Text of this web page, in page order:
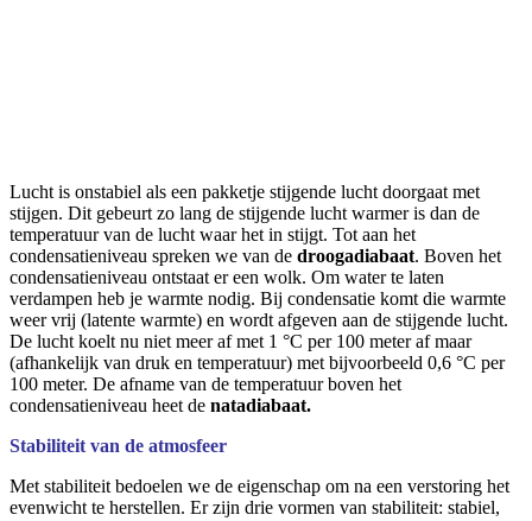
Lucht is onstabiel als een pakketje stijgende lucht doorgaat met
stijgen. Dit gebeurt zo lang de stijgende lucht warmer is dan de
temperatuur van de lucht waar het in stijgt. Tot aan het
condensatieniveau spreken we van de droogadiabaat. Boven het
condensatieniveau ontstaat er een wolk. Om water te laten
verdampen heb je warmte nodig. Bij condensatie komt die warmte
weer vrij (latente warmte) en wordt afgeven aan de stijgende lucht.
De lucht koelt nu niet meer af met 1 °C per 100 meter af maar
(afhankelijk van druk en temperatuur) met bijvoorbeeld 0,6 °C per
100 meter. De afname van de temperatuur boven het
condensatieniveau heet de natadiabaat.
Stabiliteit van de atmosfeer
Met stabiliteit bedoelen we de eigenschap om na een verstoring het
evenwicht te herstellen. Er zijn drie vormen van stabiliteit: stabiel,